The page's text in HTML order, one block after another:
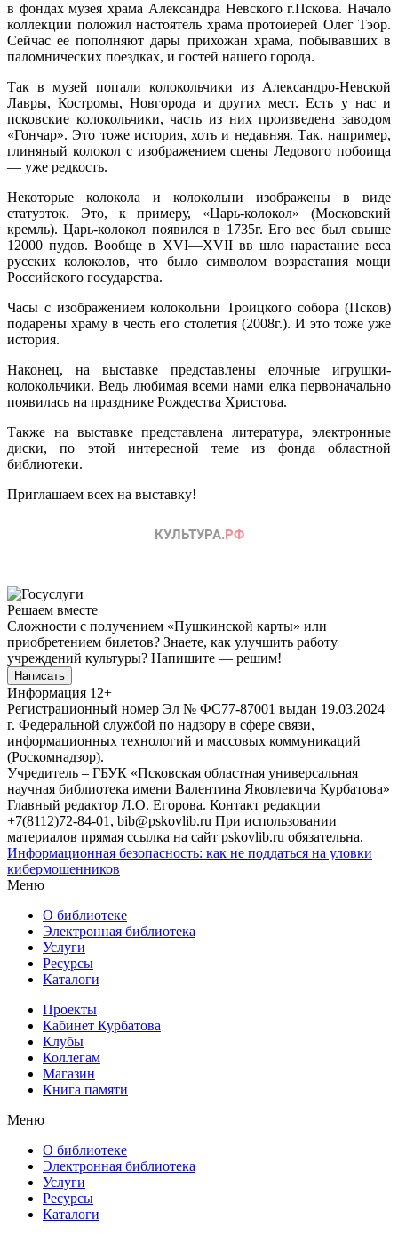
в фондах музея храма Александра Невского г.Пскова. Начало
коллекции положил настоятель храма протоиерей Олег Тэор.
Сейчас ее пополняют дары прихожан храма, побывавших в
паломнических поездках, и гостей нашего города.
Так в музей попали колокольчики из Александро-Невской
Лавры, Костромы, Новгорода и других мест. Есть у нас и
псковские колокольчики, часть из них произведена заводом
«Гончар». Это тоже история, хоть и недавняя. Так, например,
глиняный колокол с изображением сцены Ледового побоища
— уже редкость.
Некоторые колокола и колокольни изображены в виде
статуэток. Это, к примеру, «Царь-колокол» (Московский
кремль). Царь-колокол появился в 1735г. Его вес был свыше
12000 пудов. Вообще в XVI—XVII вв шло нарастание веса
русских колоколов, что было символом возрастания мощи
Российского государства.
Часы с изображением колокольни Троицкого собора (Псков)
подарены храму в честь его столетия (2008г.). И это тоже уже
история.
Наконец, на выставке представлены елочные игрушки-
колокольчики. Ведь любимая всеми нами елка первоначально
появилась на празднике Рождества Христова.
Также на выставке представлена литература, электронные
диски, по этой интересной теме из фонда областной
библиотеки.
Приглашаем всех на выставку!
Решаем вместе
Сложности с получением «Пушкинской карты» или
приобретением билетов? Знаете, как улучшить работу
учреждений культуры? Напишите — решим!
Написать
Информация 12+
Регистрационный номер Эл № ФС77-87001 выдан 19.03.2024
г. Федеральной службой по надзору в сфере связи,
информационных технологий и массовых коммуникаций
(Роскомнадзор).
Учредитель – ГБУК «Псковская областная универсальная
научная библиотека имени Валентина Яковлевича Курбатова»
Главный редактор Л.О. Егорова. Контакт редакции
+7(8112)72-84-01, bib@pskovlib.ru При использовании
материалов прямая ссылка на сайт pskovlib.ru обязательна.
Информационная безопасность: как не поддаться на уловки
кибермошенников
Меню
О библиотеке
Электронная библиотека
Услуги
Ресурсы
Каталоги
Проекты
Кабинет Курбатова
Клубы
Коллегам
Магазин
Книга памяти
Меню
О библиотеке
Электронная библиотека
Услуги
Ресурсы
Каталоги